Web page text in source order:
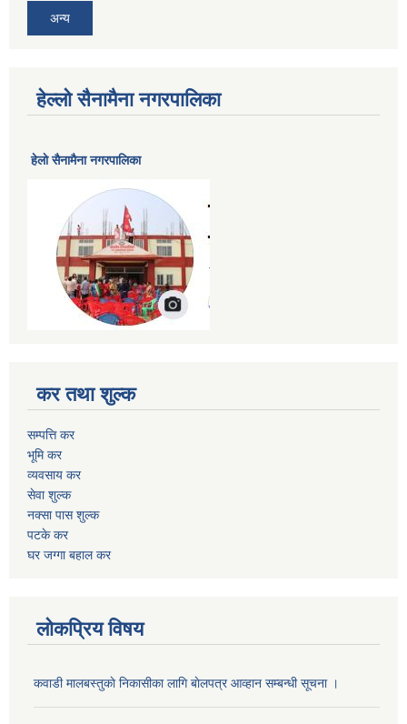
अन्य
हेल्लो सैनामैना नगरपालिका
हेलाे सैनामैना नगरपालिका
कर तथा शुल्क
सम्पत्ति कर
भूमि कर
व्यवसाय कर
सेवा शुल्क
नक्सा पास शुल्क
पटके कर
घर जग्गा बहाल कर
लोकप्रिय विषय
कवाडी मालबस्तुकाे निकासीका लागि बाेलपत्र आव्हान सम्बन्धी सूचना ।